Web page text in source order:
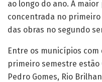
ao longo do ano. A
concentrada no
das obras no segundo
Entre os municípios
primeiro semestre estão
Pedro Gomes, Rio